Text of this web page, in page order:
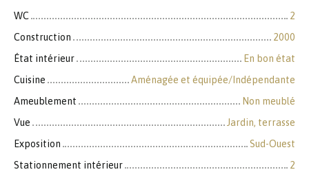
WC
2
Construction
2000
État intérieur
En bon état
Cuisine
Aménagée et équipée/Indépendante
Ameublement
Non meublé
Vue
Jardin, terrasse
Exposition
Sud-Ouest
Stationnement intérieur
2